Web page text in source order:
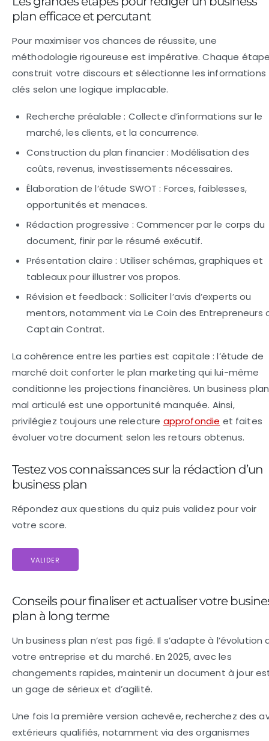
plan efficace et percutant
Pour maximiser vos chances de réussite, une
méthodologie rigoureuse est impérative. Chaque
construit votre discours et sélectionne les informations
clés selon une logique implacable.
Recherche préalable : Collecte d’informations sur le
marché, les clients, et la concurrence.
Construction du plan financier : Modélisation des
coûts, revenus, investissements nécessaires.
Élaboration de l’étude SWOT : Forces, faiblesses,
opportunités et menaces.
Rédaction progressive : Commencer par le corps du
document, finir par le résumé exécutif.
Présentation claire : Utiliser schémas, graphiques et
tableaux pour illustrer vos propos.
Révision et feedback : Solliciter l’avis d’experts ou
mentors, notamment via Le Coin des Entrepreneurs
Captain Contrat.
La cohérence entre les parties est capitale : l’étude de
marché doit conforter le plan marketing qui lui-même
conditionne les projections financières. Un business plan
mal articulé est une opportunité manquée. Ainsi,
privilégiez toujours une relecture approfondie et faites
évoluer votre document selon les retours obtenus.
Testez vos connaissances sur la rédaction d’un
business plan
Répondez aux questions du quiz puis validez pour voir
votre score.
VALIDER
Conseils pour finaliser et actualiser votre
plan à long terme
Un business plan n’est pas figé. Il s’adapte à l’évolution
votre entreprise et du marché. En 2025, avec les
changements rapides, maintenir un document à jour
un gage de sérieux et d’agilité.
Une fois la première version achevée, recherchez des
extérieurs qualifiés, notamment via des organismes